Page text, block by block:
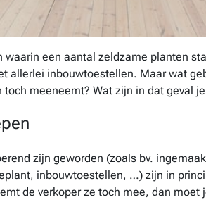
een aantal zeldzame planten
allerlei inbouwtoestellen. Maar wat
meeneemt? Wat zijn in dat geval
zijn geworden (zoals bv.
inbouwtoestellen, …) zijn in
de verkoper ze toch mee, dan moet